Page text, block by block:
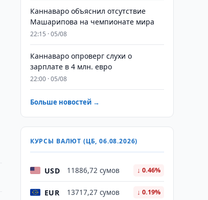
Каннаваро объяснил отсутствие
Машарипова на чемпионате мира
22:15 · 05/08
Каннаваро опроверг слухи о
зарплате в 4 млн. евро
22:00 · 05/08
Больше новостей →
КУРСЫ ВАЛЮТ (ЦБ, 06.08.2026)
USD 11886,72 сумов ↓ 0.46%
EUR 13717,27 сумов ↓ 0.19%